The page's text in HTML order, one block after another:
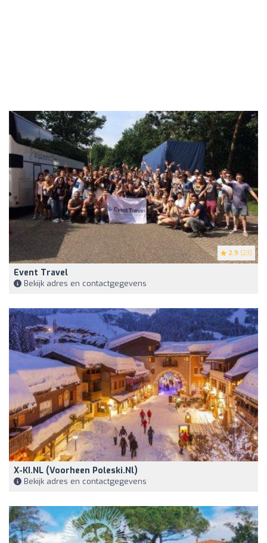
2.9 (23)
Event Travel
Bekijk adres en contactgegevens
X-KI.NL (voorheen Poleski.nl)
Bekijk adres en contactgegevens